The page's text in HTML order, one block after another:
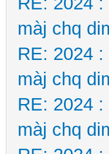
màj chq
RE: 2024
màj chq
RE: 2024
màj chq